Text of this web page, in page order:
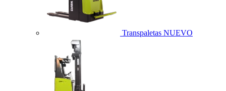
Transpaletas NUEVO